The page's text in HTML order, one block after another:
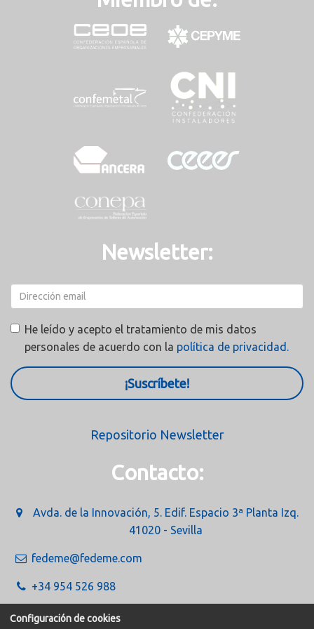
Newsletter:
He leído y acepto el tratamiento de mis datos
personales de acuerdo con la política de privacidad.
¡Suscríbete!
Repositorio Newsletter
Contacto:
Avda. de la Innovación, 5. Edif. Espacio 3ª Planta Izq.
41020 - Sevilla
fedeme@fedeme.com
+34 954 526 988
Configuración de cookies